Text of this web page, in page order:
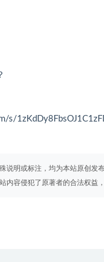
s/
说明或标注，均为本站原创发
内容侵犯了原著者的合法权益